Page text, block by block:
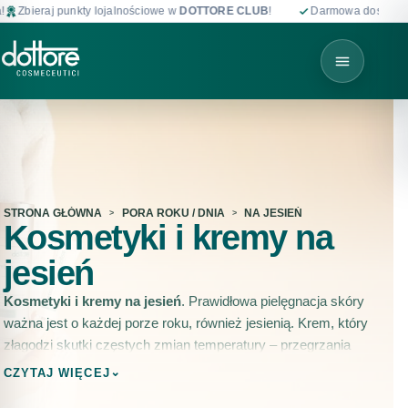
lojalnościowe wDOTTORE CLUB! Darmowa dostawa od 199 zł
STRONA GŁÓWNA PORA ROKU / DNIA NA JESIEŃ
Kosmetyki i kremy na
jesień
Kosmetyki i kremy na jesień. Prawidłowa pielęgnacja skóry
ważna jest o każdej porze roku, również jesienią. Krem, który
złagodzi skutki częstych zmian temperatury ‒ przegrzania
spowodowanego przebywaniem w ogrzewanych
CZYTAJ WIĘCEJ ⌄